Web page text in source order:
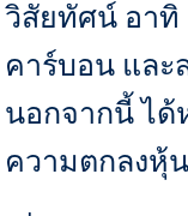
วิสัยทัศน์ อาทิ
คาร์บอน แล
นอกจากนี้ ได้
ความตกลงหุ้